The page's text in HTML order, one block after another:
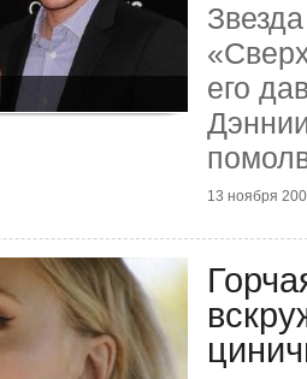
Звезда
его
13 ноября